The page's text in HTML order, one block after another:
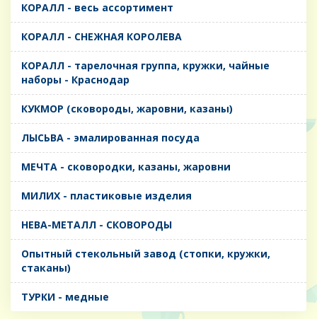
КОРАЛЛ - весь ассортимент
КОРАЛЛ - СНЕЖНАЯ КОРОЛЕВА
КОРАЛЛ - тарелочная группа, кружки, чайные
наборы - Краснодар
КУКМОР (сковороды, жаровни, казаны)
ЛЫСЬВА - эмалированная посуда
МЕЧТА - сковородки, казаны, жаровни
МИЛИХ - пластиковые изделия
НЕВА-МЕТАЛЛ - СКОВОРОДЫ
Опытный стекольный завод (стопки, кружки,
стаканы)
ТУРКИ - медные